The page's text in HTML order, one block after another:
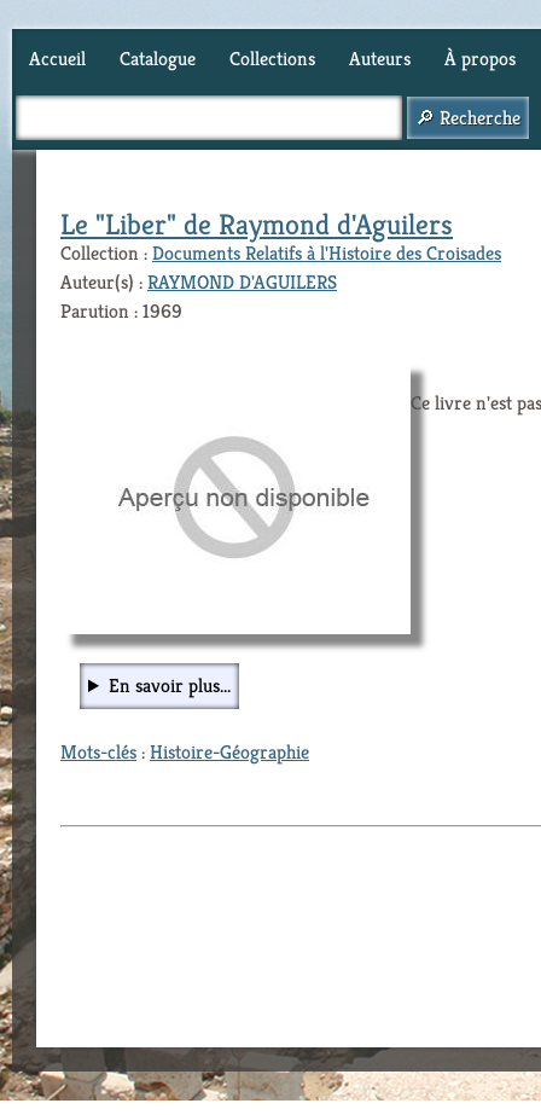
Accueil Catalogue Collections Auteurs À propos
Le "Liber" de Raymond d'Aguilers
Collection :Documents Relatifs à l'Histoire des Croisades
Auteur(s) :RAYMOND D'AGUILERS
Parution : 1969
Ce livre n'est
En savoir plus...
Mots-clés:Histoire-Géographie